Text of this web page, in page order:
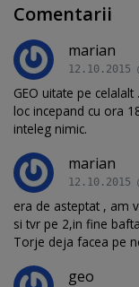
Comentarii
marian
12.10.2015
GEO uitate pe
loc incepand cu ora
inteleg nimic.
marian
12.10.2015
era de asteptat , am
si tvr pe 2,in fine
Torje deja facea pe
geo